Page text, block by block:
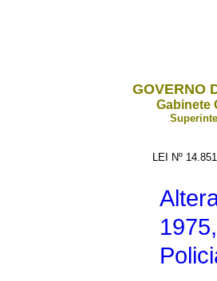
GOVERNO
Gabinete
LEI Nº